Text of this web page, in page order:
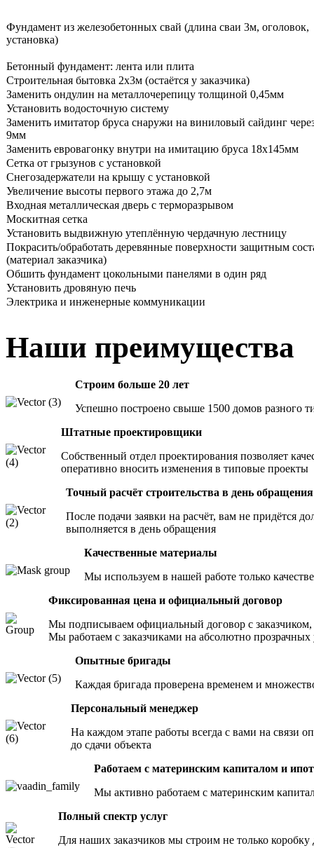
Фундамент из железобетонных свай (длина сваи 3м, оголовок,
установка)
Бетонный фундамент: лента или плита
Строительная бытовка 2х3м (остаётся у заказчика)
Заменить ондулин на металлочерепицу толщиной 0,45мм
Установить водосточную систему
Заменить имитатор бруса снаружи на виниловый сайдинг
9мм
Заменить евровагонку внутри на имитацию бруса 18х145мм
Сетка от грызунов с установкой
Снегозадержатели на крышу с установкой
Увеличение высоты первого этажа до 2,7м
Входная металлическая дверь с терморазрывом
Москитная сетка
Установить выдвижную утеплённую чердачную лестницу
Покрасить/обработать деревянные поверхности защитным
(материал заказчика)
Обшить фундамент цокольными панелями в один ряд
Установить дровяную печь
Электрика и инженерные коммуникации
Наши преимущества
Строим больше 20 лет
Успешно построено свыше 1500 домов разного
Штатные проектировщики
Собственный отдел проектирования позволяет
оперативно вносить изменения в типовые проекты
Точный расчёт строительства в день обращения
После подачи заявки на расчёт, вам не придётся
выполняется в день обращения
Качественные материалы
Мы используем в нашей работе только
Фиксированная цена и официальный договор
Мы подписываем официальный договор с
Мы работаем с заказчиками на абсолютно прозрачных
Опытные бригады
Каждая бригада проверена временем и
Персональный менеджер
На каждом этапе работы всегда с вами на связи
до сдачи объекта
Работаем с материнским капиталом и
Мы активно работаем с материнским
Полный спектр услуг
Для наших заказчиков мы строим не только